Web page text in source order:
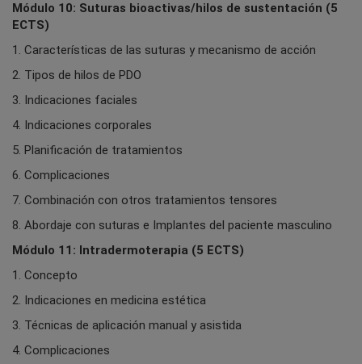
Módulo 10: Suturas bioactivas/hilos de sustentación (5
ECTS)
1. Características de las suturas y mecanismo de acción
2. Tipos de hilos de PDO
3. Indicaciones faciales
4. Indicaciones corporales
5. Planificación de tratamientos
6. Complicaciones
7. Combinación con otros tratamientos tensores
8. Abordaje con suturas e Implantes del paciente masculino
Módulo 11: Intradermoterapia (5 ECTS)
1. Concepto
2. Indicaciones en medicina estética
3. Técnicas de aplicación manual y asistida
4. Complicaciones